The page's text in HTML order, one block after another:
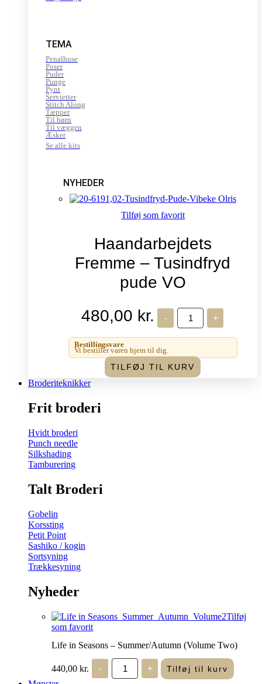
TEMA
Penalhuse
Poser
Puder
Punge
Pynt
Servietter
Stitch Along
Tæpper
Til børn
Til væggen
Æsker
Se alle kits
NYHEDER
Tilføj som favorit
Haandarbejdets
Fremme – Tusindfryd
pude VO
480,00 kr. -
Haandarbejdets
Fremme
-
Tusindfryd
VO
antal
+
Bestillingsvare
Vi bestiller varen hjem til dig.
TILFØJ TIL KURV
Broderiteknikker
Frit broderi
Hvidt broderi
Punch needle
Silkshading
Tamburering
Talt Broderi
Gobelin
Korssting
Petit Point
Sashiko / kogin
Sortsyning
Trækkesyning
Nyheder
Tilføj
som favorit
Life in Seasons – Summer/Autumn (Volume Two)
440,00 kr. -
Life
Seasons
+ Tilføj til kurv